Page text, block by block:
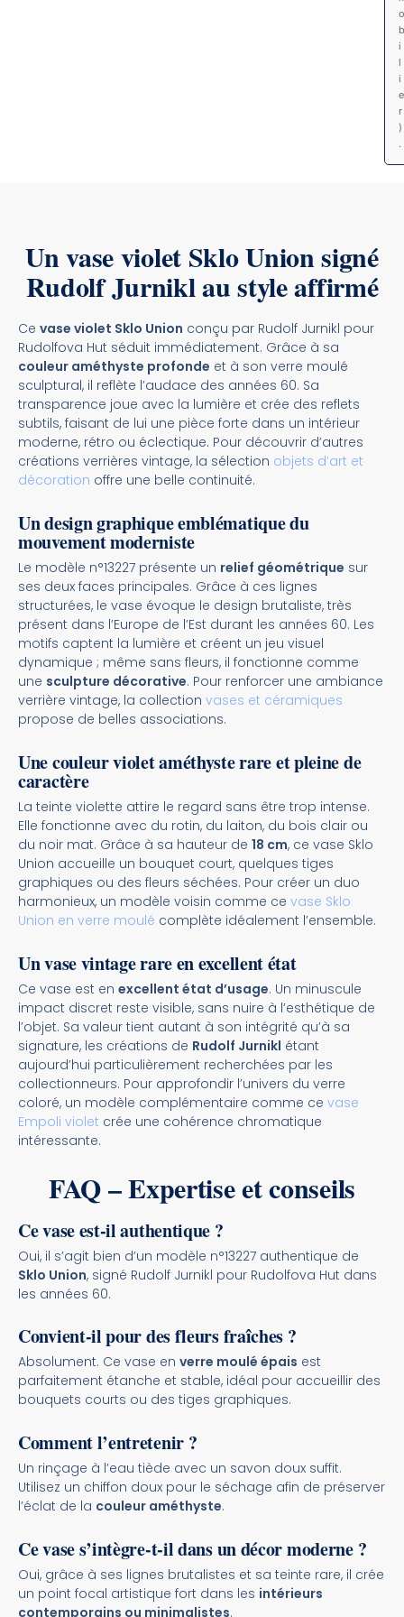
o
b
i
l
i
e
r
)
.
Un vase violet Sklo Union signé
Rudolf Jurnikl au style affirmé
Ce vase violet Sklo Union conçu par Rudolf Jurnikl pour
Rudolfova Hut séduit immédiatement. Grâce à sa
couleur améthyste profonde et à son verre moulé
sculptural, il reflète l’audace des années 60. Sa
transparence joue avec la lumière et crée des reflets
subtils, faisant de lui une pièce forte dans un intérieur
moderne, rétro ou éclectique. Pour découvrir d’autres
créations verrières vintage, la sélection objets d’art et
décoration offre une belle continuité.
Un design graphique emblématique du
mouvement moderniste
Le modèle n°13227 présente un relief géométrique sur
ses deux faces principales. Grâce à ces lignes
structurées, le vase évoque le design brutaliste, très
présent dans l’Europe de l’Est durant les années 60. Les
motifs captent la lumière et créent un jeu visuel
dynamique ; même sans fleurs, il fonctionne comme
une sculpture décorative. Pour renforcer une ambiance
verrière vintage, la collection vases et céramiques
propose de belles associations.
Une couleur violet améthyste rare et pleine de
caractère
La teinte violette attire le regard sans être trop intense.
Elle fonctionne avec du rotin, du laiton, du bois clair ou
du noir mat. Grâce à sa hauteur de 18 cm, ce vase Sklo
Union accueille un bouquet court, quelques tiges
graphiques ou des fleurs séchées. Pour créer un duo
harmonieux, un modèle voisin comme ce vase Sklo
Union en verre moulé complète idéalement l’ensemble.
Un vase vintage rare en excellent état
Ce vase est en excellent état d’usage. Un minuscule
impact discret reste visible, sans nuire à l’esthétique de
l’objet. Sa valeur tient autant à son intégrité qu’à sa
signature, les créations de Rudolf Jurnikl étant
aujourd’hui particulièrement recherchées par les
collectionneurs. Pour approfondir l’univers du verre
coloré, un modèle complémentaire comme ce vase
Empoli violet crée une cohérence chromatique
intéressante.
FAQ – Expertise et conseils
Ce vase est-il authentique ?
Oui, il s’agit bien d’un modèle n°13227 authentique de
Sklo Union, signé Rudolf Jurnikl pour Rudolfova Hut dans
les années 60.
Convient-il pour des fleurs fraîches ?
Absolument. Ce vase en verre moulé épais est
parfaitement étanche et stable, idéal pour accueillir des
bouquets courts ou des tiges graphiques.
Comment l’entretenir ?
Un rinçage à l’eau tiède avec un savon doux suffit.
Utilisez un chiffon doux pour le séchage afin de préserver
l’éclat de la couleur améthyste.
Ce vase s’intègre-t-il dans un décor moderne ?
Oui, grâce à ses lignes brutalistes et sa teinte rare, il crée
un point focal artistique fort dans les intérieurs
contemporains ou minimalistes.